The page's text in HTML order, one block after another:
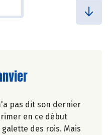
pas dit son dernier
en ce début
des rois. Mais